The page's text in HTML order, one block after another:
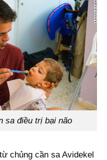
sa điều trị bại não
chủng cần sa Avidekel